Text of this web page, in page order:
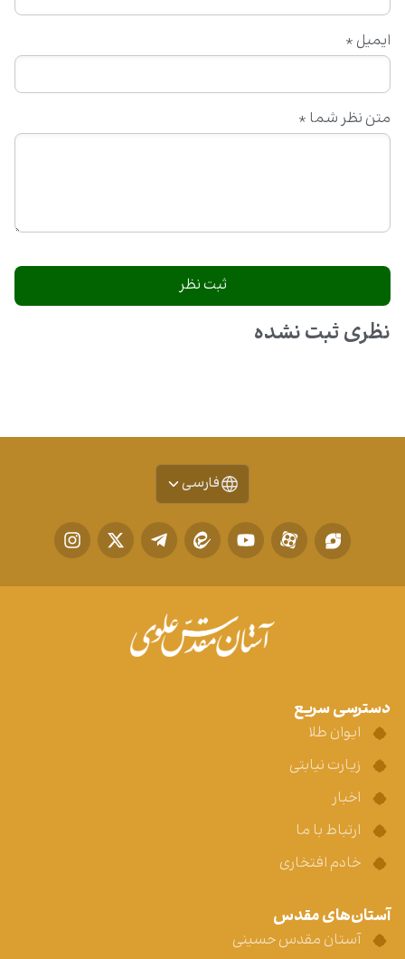
متن نظر شما *
ایمیل *
نظری ثبت نشده
فارسی
دسترسی سریع
ایوان طلا
زیارت نیابتی
اخبار
ارتباط با ما
خادم افتخاری
آستان‌های مقدس
آستان مقدس حسینی